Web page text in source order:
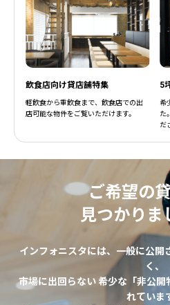
飲食店向け貸店舗特集
軽飲食から重飲食まで、飲食店での出
店可能な物件をご覧いただけます。
5
希
た
だ
ご希望の
見つかりま
インフォニスタには、一般に公開
く、
市場に出回らない 希少な「非公
れていま